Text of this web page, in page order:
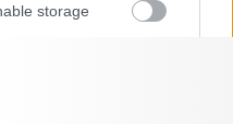
storage